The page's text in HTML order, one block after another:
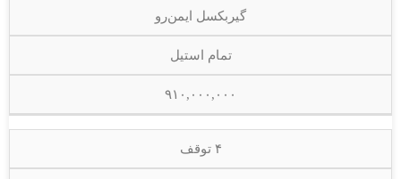
گیربکسل ایمن‌رو
تمام استیل
۹۱۰,۰۰۰,۰۰۰
۴ توقف